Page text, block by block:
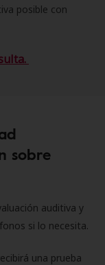
posible con
sobre
auditiva y
si lo necesita.
una prueba